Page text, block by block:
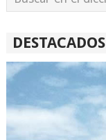
DESTACADOS